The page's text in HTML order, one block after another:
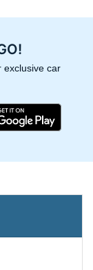
exclusive car